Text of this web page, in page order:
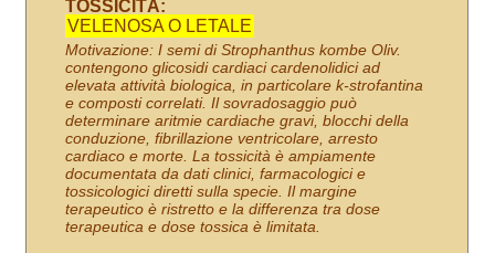
TOSSICITÀ:
VELENOSA O LETALE
Motivazione: I semi di Strophanthus kombe Oliv.
contengono glicosidi cardiaci cardenolidici ad
elevata attività biologica, in particolare k-strofantina
e composti correlati. Il sovradosaggio può
determinare aritmie cardiache gravi, blocchi della
conduzione, fibrillazione ventricolare, arresto
cardiaco e morte. La tossicità è ampiamente
documentata da dati clinici, farmacologici e
tossicologici diretti sulla specie. Il margine
terapeutico è ristretto e la differenza tra dose
terapeutica e dose tossica è limitata.